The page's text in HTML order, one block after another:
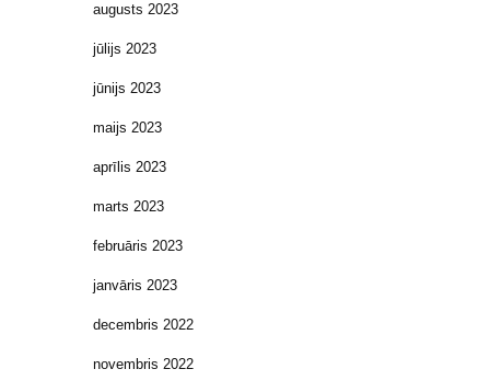
augusts 2023
jūlijs 2023
jūnijs 2023
maijs 2023
aprīlis 2023
marts 2023
februāris 2023
janvāris 2023
decembris 2022
novembris 2022